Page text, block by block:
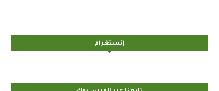
إنستغرام